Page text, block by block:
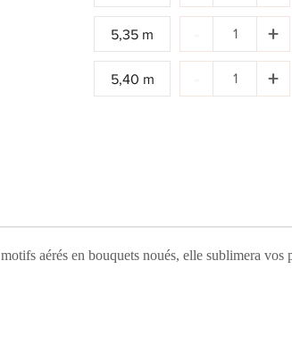
5,35 m +
5,40 m +
aérés en bouquets noués, elle sublimera vos